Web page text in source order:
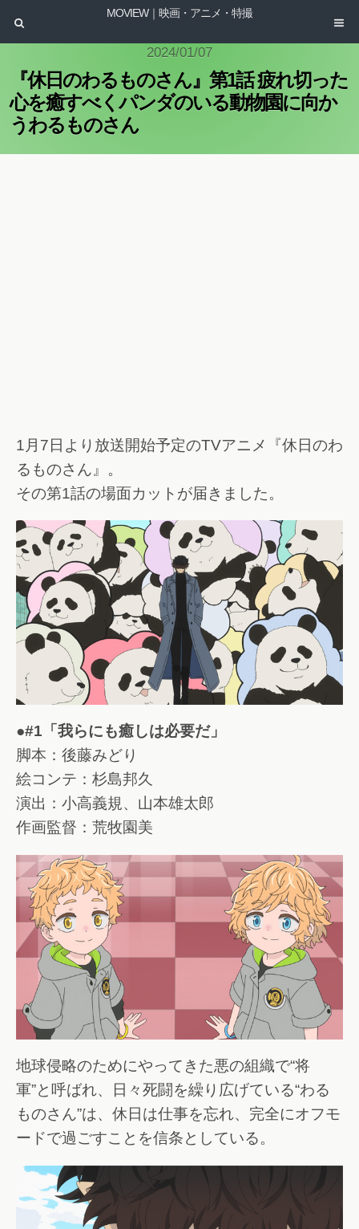
MOVIEW｜映画・アニメ・特撮
2024/01/07
『休日のわるものさん』第1話 疲れ切った
心を癒すべくパンダのいる動物園に向か
うわるものさん
1月7日より放送開始予定のTVアニメ『休日のわ
るものさん』。
その第1話の場面カットが届きました。
●#1「我らにも癒しは必要だ」
脚本：後藤みどり
絵コンテ：杉島邦久
演出：小高義規、山本雄太郎
作画監督：荒牧園美
地球侵略のためにやってきた悪の組織で“将
軍”と呼ばれ、日々死闘を繰り広げている“わる
ものさん”は、休日は仕事を忘れ、完全にオフモ
ードで過ごすことを信条としている。